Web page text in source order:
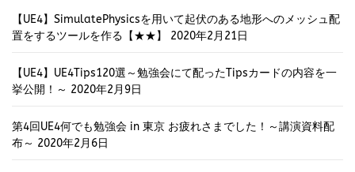
【UE4】SimulatePhysicsを用いて起伏のある地形へのメッシュ配
置をするツールを作る【★★】
2020年2月21日
【UE4】UE4Tips120選～勉強会にて配ったTipsカードの内容を一
挙公開！～ 2020年2月9日
第4回UE4何でも勉強会 in 東京 お疲れさまでした！～講演資料配
布～ 2020年2月6日